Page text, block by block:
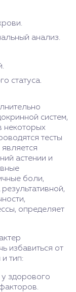
анализ.
статуса.
систем,
некоторых
тесты
астении и
боли,
определяет
избавиться от
тип:
у здорового